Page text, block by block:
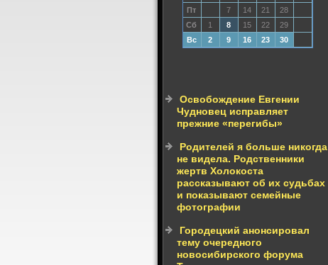
Пт
7 14 21
28
Сб
1 8 15 22
29
Вс
2 9 16 23 30
Освобождение Евгении
Чудновец исправляет
прежние «перегибы»
Родителей я больше никогда
не видела. Родственники
жертв Холокоста
рассказывают об их судьбах
и показывают семейные
фотографии
Городецкий анонсировал
тему очередного
новосибирского форума